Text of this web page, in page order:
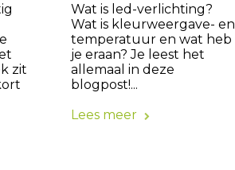
zit
Wat is led-verlichting?
Wat is kleurweergave- en
temperatuur en wat heb
je eraan? Je leest het
allemaal in deze
blogpost!...
Lees meer